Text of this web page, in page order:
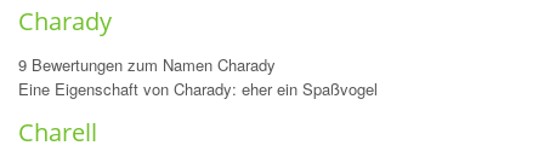
Charady
9 Bewertungen zum Namen Charady
Eine Eigenschaft von Charady: eher ein Spaßvogel
Charell